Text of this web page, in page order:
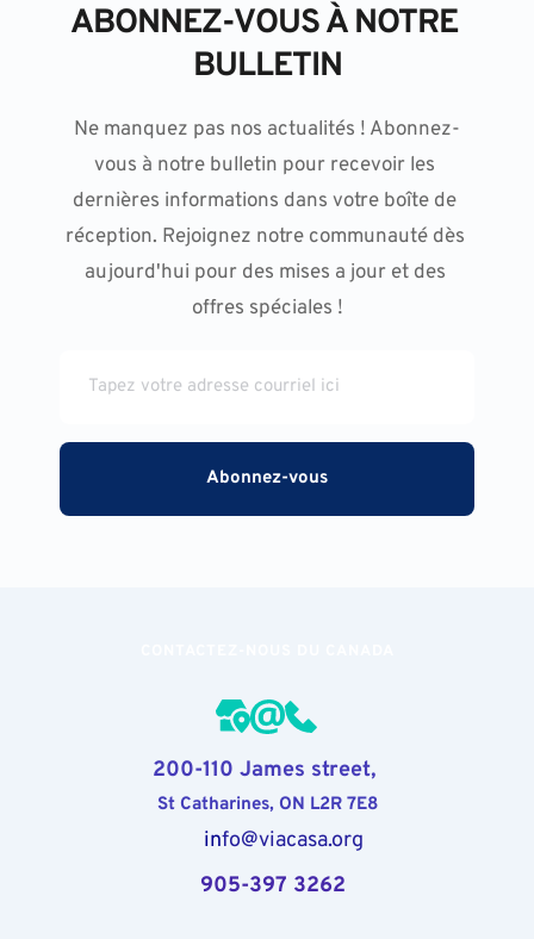
ABONNEZ-VOUS À NOTRE
BULLETIN
Ne manquez pas nos actualités ! Abonnez-
vous à notre bulletin pour recevoir les
dernières informations dans votre boîte de
réception. Rejoignez notre communauté dès
aujourd'hui pour des mises a jour et des
offres spéciales !
Abonnez-vous
200-110 James street,
St Catharines, ON L2R 7E8
       in
fo@viacasa.org
  905-397 3262